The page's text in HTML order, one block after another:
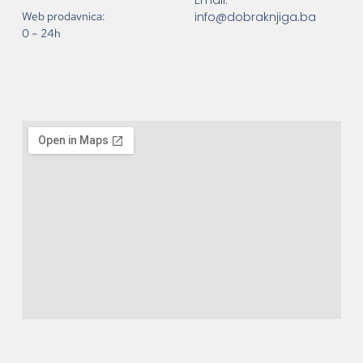
Web prodavnica:
0 – 24h
info@dobraknjiga.ba